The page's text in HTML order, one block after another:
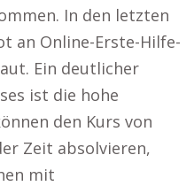
In den letzten
an Online-Erste-Hilfe-
Ein deutlicher
ist die hohe
den Kurs von
Zeit absolvieren,
mit